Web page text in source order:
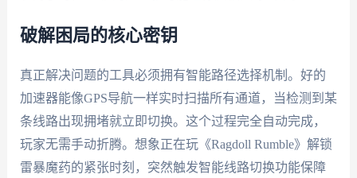
破解困局的核心密钥
真正解决问题的工具必须拥有智能路径选择机制。好的
加速器能像GPS导航一样实时扫描所有通道，当检测到某
条线路出现拥堵就立即切换。这个过程完全自动完成，
玩家无需手动折腾。想象正在玩《Ragdoll Rumble》解锁
雷暴魔药的紧张时刻，突然触发智能线路切换功能保障